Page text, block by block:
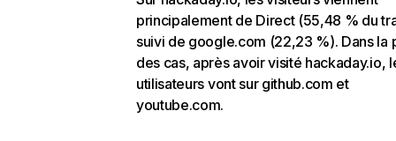
principalement de Direct (55,48 % du
suivi de google.com (22,23 %). Dans la
des cas, après avoir visité hackaday.io,
utilisateurs vont sur github.com et
youtube.com.